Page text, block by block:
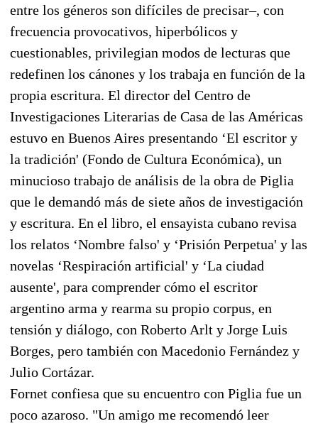
entre los géneros son difíciles de precisar–, con
frecuencia provocativos, hiperbólicos y
cuestionables, privilegian modos de lecturas que
redefinen los cánones y los trabaja en función de la
propia escritura. El director del Centro de
Investigaciones Literarias de Casa de las Américas
estuvo en Buenos Aires presentando ‘El escritor y
la tradición' (Fondo de Cultura Económica), un
minucioso trabajo de análisis de la obra de Piglia
que le demandó más de siete años de investigación
y escritura. En el libro, el ensayista cubano revisa
los relatos ‘Nombre falso' y ‘Prisión Perpetua' y las
novelas ‘Respiración artificial' y ‘La ciudad
ausente', para comprender cómo el escritor
argentino arma y rearma su propio corpus, en
tensión y diálogo, con Roberto Arlt y Jorge Luis
Borges, pero también con Macedonio Fernández y
Julio Cortázar.
Fornet confiesa que su encuentro con Piglia fue un
poco azaroso. "Un amigo me recomendó leer